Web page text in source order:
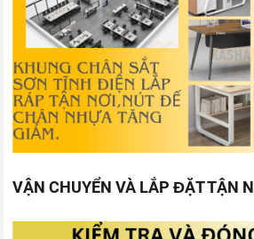
VẬN CHUYỂN VÀ LẮP ĐẶT TẬN